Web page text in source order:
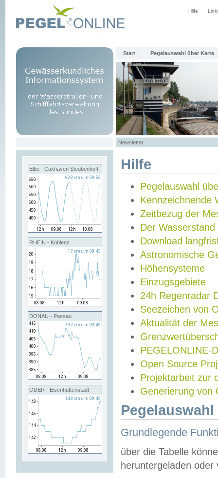
Hilfe
Start Pegelauswahl über Karte
Newsletter
Elbe - Cuxhaven Steubenhöft
RHEIN - Koblenz
DONAU - Passau
ODER - Eisenhüttenstadt
Hilfe
Pegelauswahl
Kennzeichnende
Zeitbezug der
Der Wasserstand
Download
Astronomische
Höhensysteme
Einzugsgebiete
24h Regenradar
Seezeichen von
Aktualität der
PEGELONLINE-
Open Source
Projektarbeit zur
Generierung von
Grundlegende
über die Tabelle
heruntergeladen oder